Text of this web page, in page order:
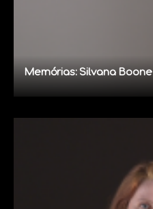
Memórias: Silvana Boone